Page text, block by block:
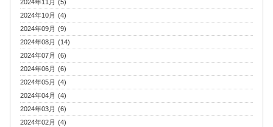
2024年11月 (5)
2024年10月 (4)
2024年09月 (9)
2024年08月 (14)
2024年07月 (6)
2024年06月 (6)
2024年05月 (4)
2024年04月 (4)
2024年03月 (6)
2024年02月 (4)